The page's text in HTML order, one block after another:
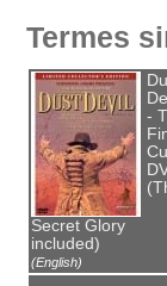
Termes
-
Secret Glory
included)
(English)